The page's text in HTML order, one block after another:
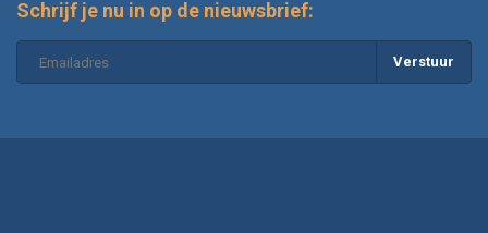
Schrijf je nu in op de nieuwsbrief:
Verstuur